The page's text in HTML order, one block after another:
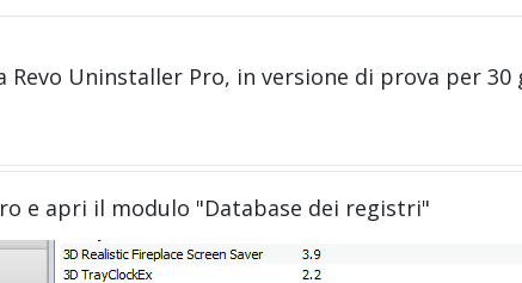
Revo Uninstaller Pro, in versione di prova per 30
e apri il modulo "Database dei registri"